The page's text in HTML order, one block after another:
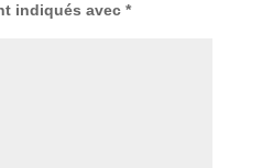
indiqués avec *